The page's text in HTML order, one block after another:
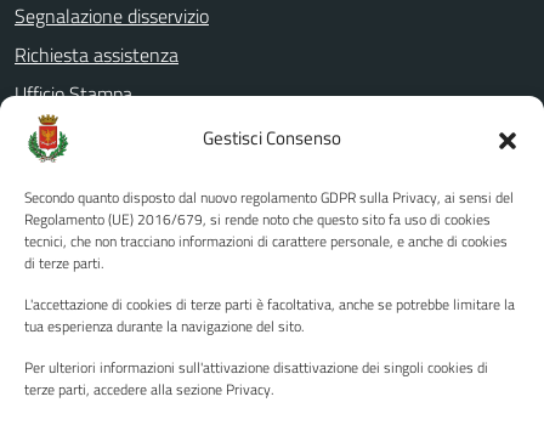
Gestisci Consenso
Secondo quanto disposto dal nuovo regolamento GDPR sulla Privacy, ai sensi del
Regolamento (UE) 2016/679, si rende noto che questo sito fa uso di cookies
tecnici, che non tracciano informazioni di carattere personale, e anche di cookies
di terze parti.
L'accettazione di cookies di terze parti è facoltativa, anche se potrebbe limitare la
tua esperienza durante la navigazione del sito.
Per ulteriori informazioni sull'attivazione disattivazione dei singoli cookies di
terze parti, accedere alla sezione Privacy.
Segnalazione disservizio
Richiesta assistenza
Ufficio Stampa
Amministrazione Trasparente
Albo pretorio
Informativa privacy
Note legali
Piano di miglioramento del sito